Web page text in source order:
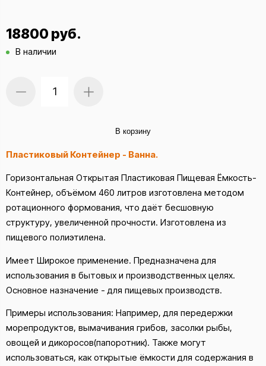
18800 руб.
В наличии
В корзину
Пластиковый Контейнер - Ванна.
Горизонтальная Открытая Пластиковая Пищевая Ёмкость-
Контейнер, объёмом 460 литров изготовлена методом
ротационного формования, что даёт бесшовную
структуру, увеличенной прочности. Изготовлена из
пищевого полиэтилена.
Имеет Широкое применение. Предназначена для
использования в бытовых и производственных целях.
Основное назначение - для пищевых производств.
Примеры использования: Например, для передержки
морепродуктов, вымачивания грибов, засолки рыбы,
овощей и дикоросов(папоротник). Также могут
использоваться, как открытые ёмкости для содержания в